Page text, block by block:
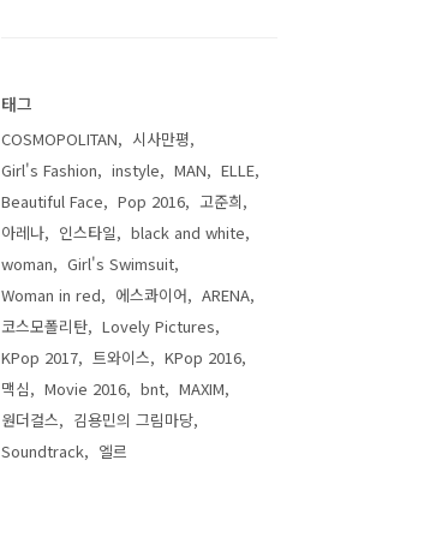
태그
COSMOPOLITAN
시사만평
Girl's Fashion
instyle MAN
ELLE
Beautiful Face
Pop 2016
고준희
아레나
인스타일
black and white
woman
Girl's Swimsuit
Woman in red
에스콰이어
ARENA
코스모폴리탄
Lovely Pictures
KPop 2017
트와이스
KPop 2016
맥심
Movie 2016 bnt
MAXIM
원더걸스
김용민의 그림마당
Soundtrack
엘르